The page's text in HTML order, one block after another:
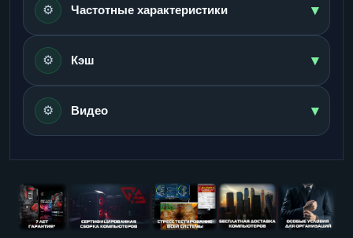
⚙️ Частотные характеристики ▾
⚙️ Кэш ▾
⚙️ Видео ▾